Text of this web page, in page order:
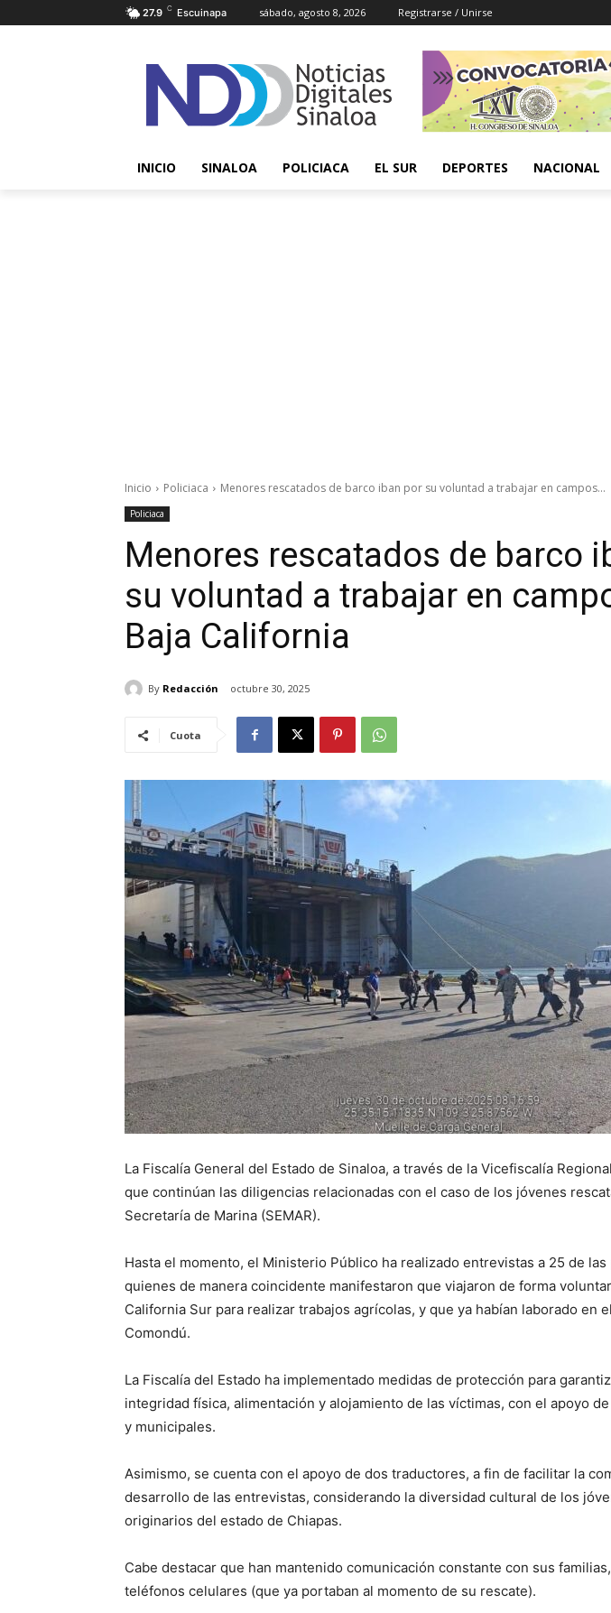
27.9 C Escuinapa sábado, agosto 8, 2026 Registrarse / Unirse
INICIO SINALOA POLICIACA EL SUR DEPORTES NACIONAL
Inicio Policiaca Menores rescatados de barco iban por su voluntad a trabajar en campos...
Policiaca
Menores rescatados de barco
su voluntad a trabajar en
Baja California
By Redacción octubre 30, 2025
Cuota
La Fiscalía General del Estado de Sinaloa, a través de la Vicefiscalía
que continúan las diligencias relacionadas con el caso de los jóvenes
Secretaría de Marina (SEMAR).
Hasta el momento, el Ministerio Público ha realizado entrevistas a 25 de las
quienes de manera coincidente manifestaron que viajaron de forma
California Sur para realizar trabajos agrícolas, y que ya habían laborado en
Comondú.
La Fiscalía del Estado ha implementado medidas de protección para
integridad física, alimentación y alojamiento de las víctimas, con el apoyo
y municipales.
Asimismo, se cuenta con el apoyo de dos traductores, a fin de facilitar la
desarrollo de las entrevistas, considerando la diversidad cultural de los
originarios del estado de Chiapas.
Cabe destacar que han mantenido comunicación constante con sus
teléfonos celulares (que ya portaban al momento de su rescate).